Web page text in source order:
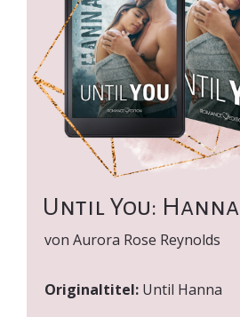
Until You: Hanna
von Aurora Rose Reynolds
Originaltitel: Until Hanna